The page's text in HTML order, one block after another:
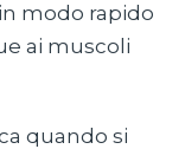
modo rapido
ai muscoli
quando si